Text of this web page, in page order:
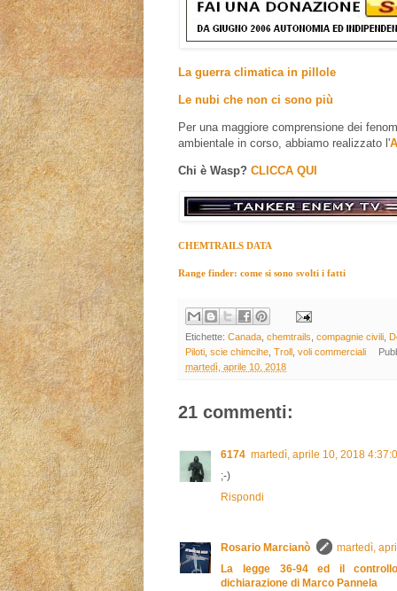
La guerra climatica in pillole
Le nubi che non ci sono più
Per una maggiore comprensione dei
ambientale in corso, abbiamo realizzato l'
Chi è Wasp? CLICCA QUI
CHEMTRAILS DATA
Range finder: come si sono svolti i fatti
Etichette:Canada ,chemtrails ,compagnie civili
Piloti ,scie chimcihe ,Troll ,voli commerciali
martedì, aprile 10, 2018
21 commenti:
6174 martedì, aprile 10, 2018
;-)
Rispondi
Rosario Marcianò
martedì,
La legge 36-94 ed il
dichiarazione di Marco Pannela